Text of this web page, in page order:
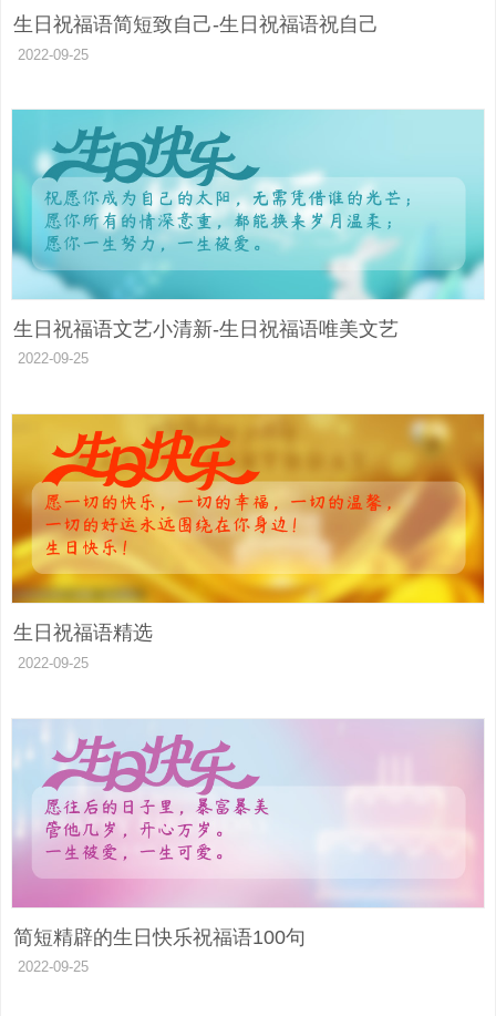
生日祝福语简短致自己-生日祝福语祝自己
2022-09-25
生日祝福语文艺小清新-生日祝福语唯美文艺
2022-09-25
生日祝福语精选
2022-09-25
简短精辟的生日快乐祝福语100句
2022-09-25